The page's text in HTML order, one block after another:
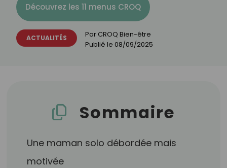
Découvrez les 11 menus CROQ
ACTUALITÉS Par CROQ Bien-être
Publié le 08/09/2025
Sommaire
Une maman solo débordée mais
motivée